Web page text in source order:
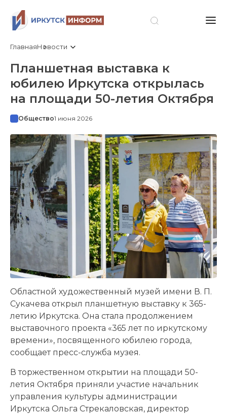
ГлавнаяНовости
Планшетная выставка к
юбилею Иркутска открылась
на площади 50-летия Октября
Общество1 июня 2026
Областной художественный музей имени В. П.
Сукачева открыл планшетную выставку к 365-
летию Иркутска. Она стала продолжением
выставочного проекта «365 лет по иркутскому
времени», посвященного юбилею города,
сообщает пресс-служба музея.
В торжественном открытии на площади 50-
летия Октября приняли участие начальник
управления культуры администрации
Иркутска Ольга Стрекаловская, директор